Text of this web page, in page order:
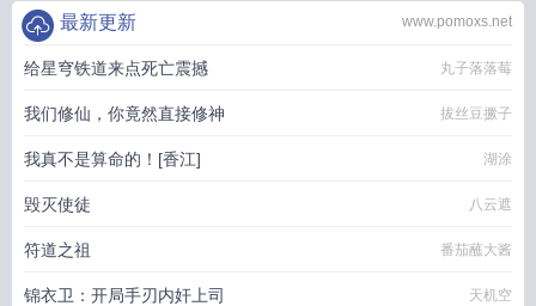
www.pomoxs.net
最新更新
给星穹铁道来点死亡震撼 丸子落落莓
我们修仙，你竟然直接修神 拔丝豆撅子
我真不是算命的！[香江] 湖涂
毁灭使徒 八云遮
符道之祖 番茄蘸大酱
锦衣卫：开局手刃内奸上司 天机空